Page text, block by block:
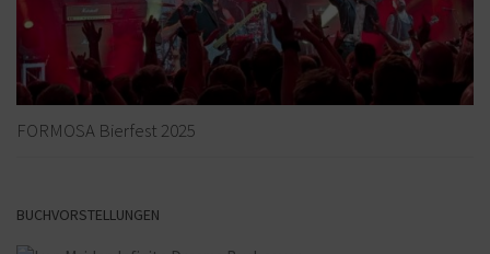
FORMOSA Bierfest 2025
BUCHVORSTELLUNGEN